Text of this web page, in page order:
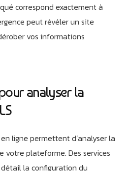
correspond exactement à
peut révéler un site
vos informations
analyser la
ligne permettent d’analyser la
votre plateforme. Des services
la configuration du
Assistant IA
Digital